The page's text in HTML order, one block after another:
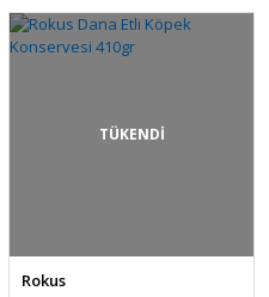
TÜKENDİ
Rokus